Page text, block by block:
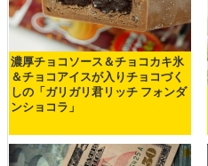
濃厚チョコソース＆チョコカキ氷
＆チョコアイスが入りチョコづく
しの「ガリガリ君リッチ フォンダ
ンショコラ」